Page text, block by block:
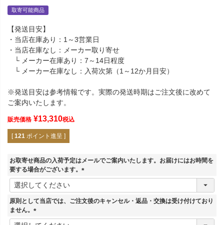
取寄可能商品
【発送目安】
・当店在庫あり：1～3営業日
・当店在庫なし：メーカー取り寄せ
└ メーカー在庫あり：7～14日程度
└ メーカー在庫なし：入荷次第（1～12か月目安）
※発送目安は参考情報です。実際の発送時期はご注文後に改めて
ご案内いたします。
販売価格 ¥13,310税込
[ 121 ポイント進呈 ]
お取寄せ商品の入荷予定はメールでご案内いたします。お届けにはお時間を
要する場合がございます。
(
須
原則として当店では、ご注文後のキャンセル・返品・交換は受け付けており
ません。
(